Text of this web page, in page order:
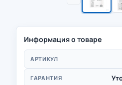
Информация о товаре
АРТИКУЛ
ГАРАНТИЯ